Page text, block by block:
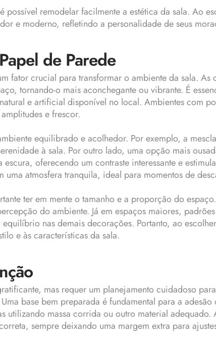
possível remodelar facilmente a estética da sala. Ao
e moderno, refletindo a personalidade de seus
de Parede
fator crucial para transformar o ambiente da sala.
tornando-o mais aconchegante ou vibrante. É
e artificial disponível no local. Ambientes com
e frescor.
equilibrado e acolhedor. Por exemplo, a
à sala. Por outro lado, uma opção mais
oferecendo um contraste interessante e
atmosfera tranquila, ideal para momentos de
ter em mente o tamanho e a proporção do
do ambiente. Já em espaços maiores,
nas demais decorações. Portanto, ao
e às características da sala.
mas requer um planejamento cuidadoso
base bem preparada é fundamental para a
utilizando massa corrida ou outro material
sempre deixando uma margem extra para